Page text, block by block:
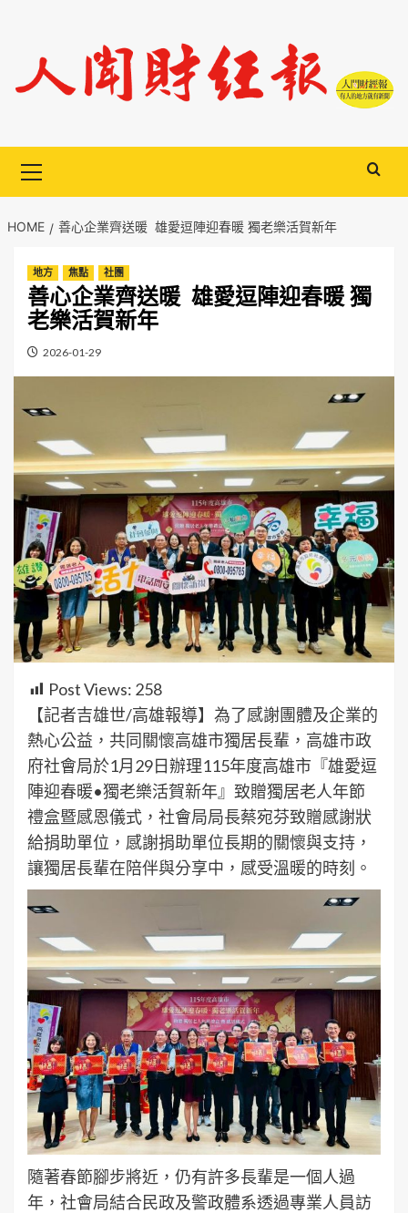
content
Menu
HOME 善心企業齊送暖 雄愛逗陣迎春暖 獨老樂活賀新年
地方 焦點 社團
善心企業齊送暖 雄愛逗陣迎春暖 獨
老樂活賀新年
2026-01-29
Post Views: 258
【記者吉雄世/高雄報導】為了感謝團體及企業的
熱心公益，共同關懷高雄市獨居長輩，高雄市政
府社會局於1月29日辦理115年度高雄市『雄愛逗
陣迎春暖•獨老樂活賀新年』致贈獨居老人年節
禮盒暨感恩儀式，社會局局長蔡宛芬致贈感謝狀
給捐助單位，感謝捐助單位長期的關懷與支持，
讓獨居長輩在陪伴與分享中，感受溫暖的時刻。
隨著春節腳步將近，仍有許多長輩是一個人過
年，社會局結合民政及警政體系透過專業人員訪